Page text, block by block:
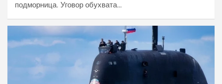
подморница. Уговор обухвата…